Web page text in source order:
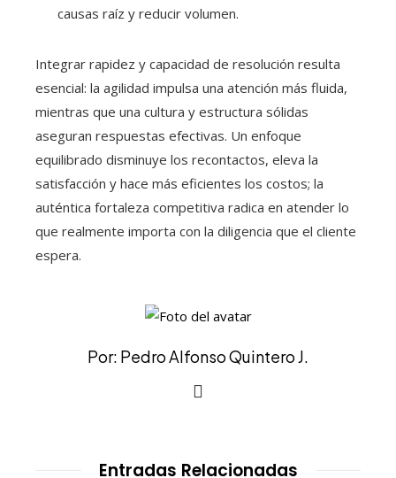
causas raíz y reducir volumen.
Integrar rapidez y capacidad de resolución resulta
esencial: la agilidad impulsa una atención más fluida,
mientras que una cultura y estructura sólidas
aseguran respuestas efectivas. Un enfoque
equilibrado disminuye los recontactos, eleva la
satisfacción y hace más eficientes los costos; la
auténtica fortaleza competitiva radica en atender lo
que realmente importa con la diligencia que el cliente
espera.
Por: Pedro Alfonso Quintero J.
Entradas Relacionadas